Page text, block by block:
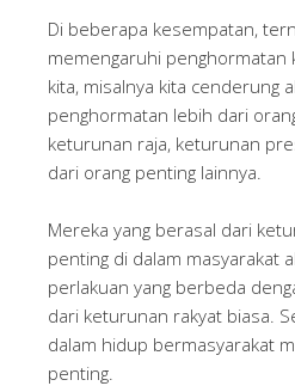
Di beberapa kesempatan,
memengaruhi penghormatan
kita, misalnya kita cenderung
penghormatan lebih dari
keturunan raja, keturunan
dari orang penting lainnya.
Mereka yang berasal dari
penting di dalam masyarakat
perlakuan yang berbeda
dari keturunan rakyat biasa.
dalam hidup bermasyarakat
penting.